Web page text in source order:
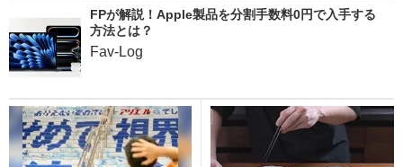
FPが解説！Apple製品を分割手数料0円で入手する
方法とは？
Fav-Log